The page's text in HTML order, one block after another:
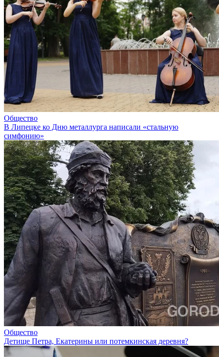
Общество
В Липецке ко Дню металлурга написали «стальную
симфонию»
Общество
Детище Петра, Екатерины или потемкинская деревня?